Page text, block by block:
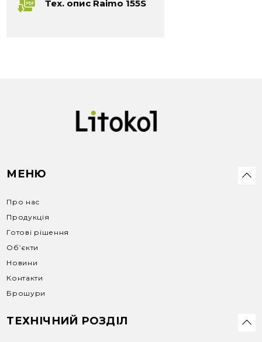
Тех. опис Raimo 155S
МЕНЮ
Про нас
Продукція
Готові рішення
Об’єкти
Новини
Контакти
Брошури
ТЕХНІЧНИЙ РОЗДІЛ